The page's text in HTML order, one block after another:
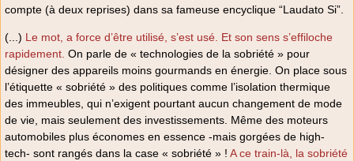
compte (à deux reprises) dans sa fameuse encyclique “Laudato Si”.
(...) Le mot, a force d’être utilisé, s’est usé. Et son sens s’effiloche
rapidement. On parle de « technologies de la sobriété » pour
désigner des appareils moins gourmands en énergie. On place sous
l’étiquette « sobriété » des politiques comme l’isolation thermique
des immeubles, qui n’exigent pourtant aucun changement de mode
de vie, mais seulement des investissements. Même des moteurs
automobiles plus économes en essence -mais gorgées de high-
tech- sont rangés dans la case « sobriété » ! A ce train-là, la sobriété